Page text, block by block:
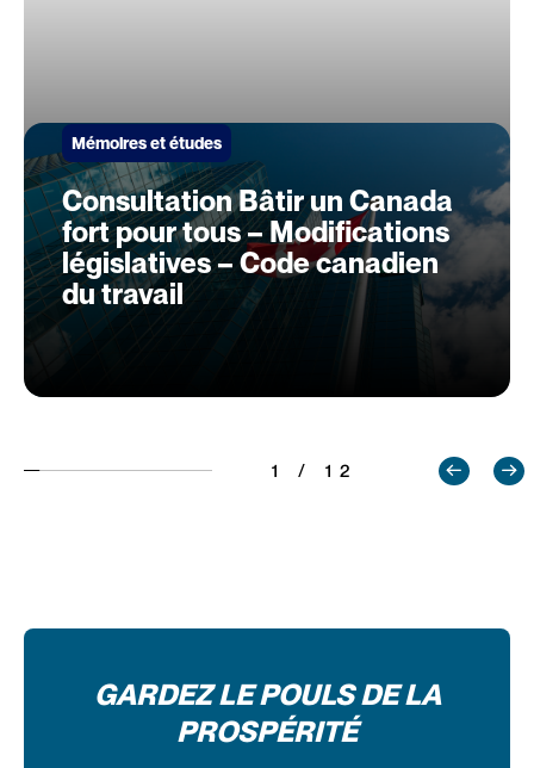
Mémoires et études
Consultation Bâtir un Canada
fort pour tous – Modifications
législatives – Code canadien
du travail
1 / 12
GARDEZ LE POULS DE LA
PROSPÉRITÉ